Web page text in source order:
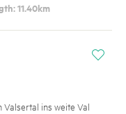
11.40km
i
Valsertal ins weite Val